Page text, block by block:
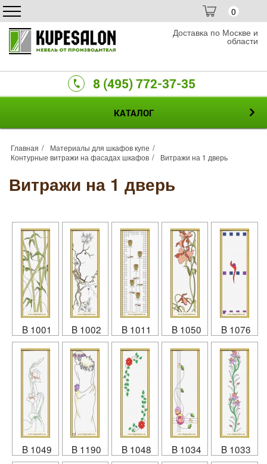
0
Доставка по Москве и
области
8 (495) 772-37-35
КАТАЛОГ
Главная
Материалы для шкафов купе
Контурные витражи на фасадах шкафов
Витражи на 1 дверь
Витражи на 1 дверь
B 1001 B 1002 B 1011 B 1050 B 1076
B 1049 B 1190 B 1048 B 1034 B 1033